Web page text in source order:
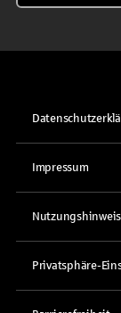
Impressum
Privatsphäre-